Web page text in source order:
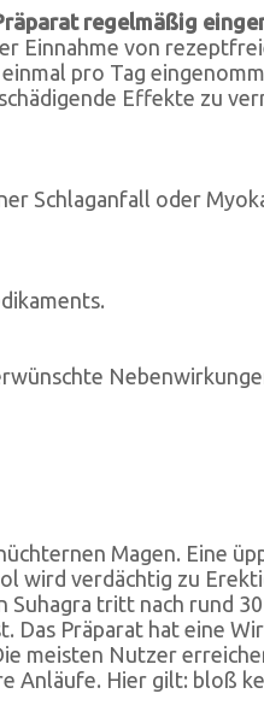
regelmäßig
Einnahme von
pro Tag
Effekte zu
Schlaganfall oder
Magen. Eine
wird verdächtig zu
tritt nach rund
Präparat hat eine
meisten Nutzer
Anläufe. Hier gilt: bloß